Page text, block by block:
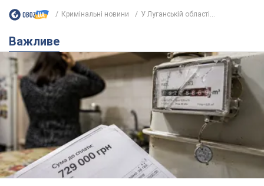
Кримінальні новини У Луганській області...
Важливе